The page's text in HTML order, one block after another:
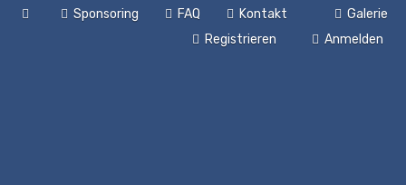
Galerie
Sponsoring FAQ
Kontakt
Anmelden
Registrieren